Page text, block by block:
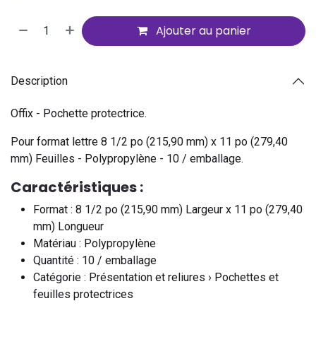
Ajouter au panier
Description
Offix - Pochette protectrice.
Pour format lettre 8 1/2 po (215,90 mm) x 11 po (279,40
mm) Feuilles - Polypropylène - 10 / emballage.
Caractéristiques :
Format : 8 1/2 po (215,90 mm) Largeur x 11 po (279,40
mm) Longueur
Matériau : Polypropylène
Quantité : 10 / emballage
Catégorie : Présentation et reliures › Pochettes et
feuilles protectrices